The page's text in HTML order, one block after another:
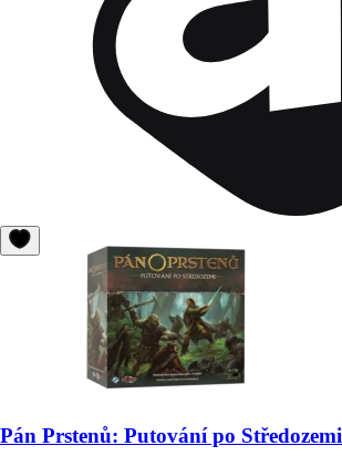
Pán Prstenů: Putování po Středozemi